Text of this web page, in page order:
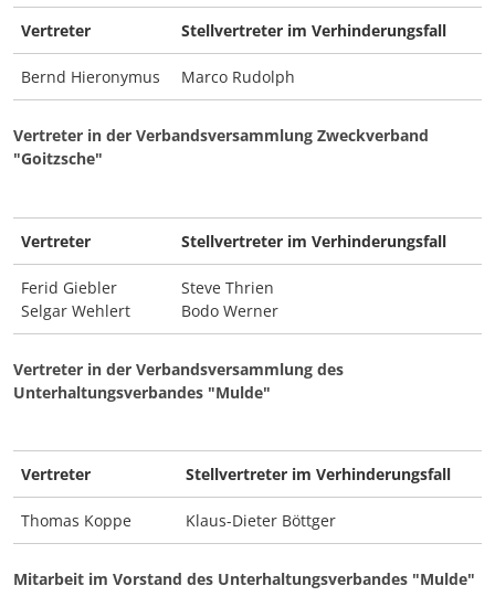
Vertreter Stellvertreter im Verhinderungsfall
Bernd Hieronymus Marco Rudolph
Vertreter in der Verbandsversammlung Zweckverband
"Goitzsche"
Vertreter Stellvertreter im Verhinderungsfall
Ferid Giebler
Selgar Wehlert
Steve Thrien
Bodo Werner
Vertreter in der Verbandsversammlung des
Unterhaltungsverbandes "Mulde"
Vertreter Stellvertreter im Verhinderungsfall
Thomas Koppe Klaus-Dieter Böttger
Mitarbeit im Vorstand des Unterhaltungsverbandes "Mulde"